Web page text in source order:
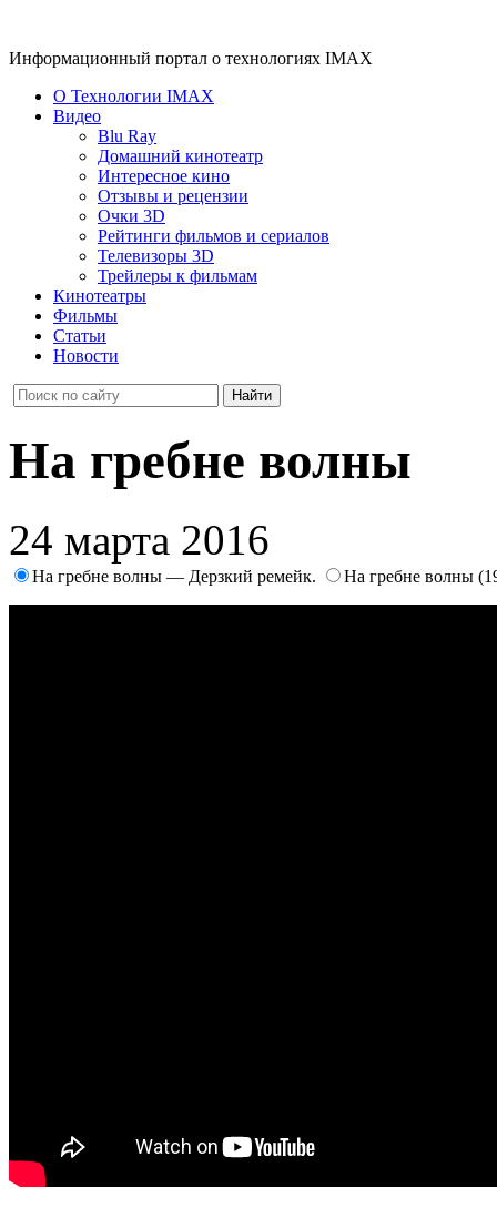
Информационный портал о технологиях IMAX
О Технологии IMAX
Видео
Blu Ray
Домашний кинотеатр
Интересное кино
Отзывы и рецензии
Очки 3D
Рейтинги фильмов и сериалов
Телевизоры 3D
Трейлеры к фильмам
Кинотеатры
Фильмы
Статьи
Новости
На гребне волны
24 марта 2016
На гребне волны — Дерзкий ремейк. На гребне волны